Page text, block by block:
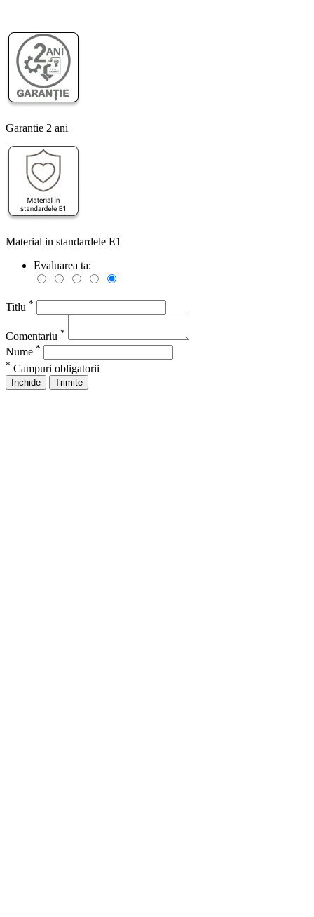
Garantie 2 ani
Material in standardele E1
Evaluarea ta:
Titlu *
Comentariu *
Nume *
* Campuri obligatorii
Inchide Trimite